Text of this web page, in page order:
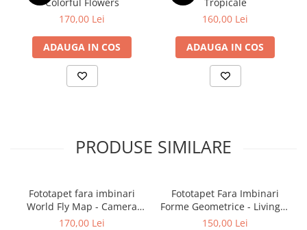
170,00 Lei
ADAUGA IN COS
160,00 Lei
ADAUGA IN COS
PRODUSE SIMILARE
Fototapet fara imbinari
World Fly Map - Camera
Copilului
170,00 Lei
Fototapet Fara Imbinari
Forme Geometrice - Living &
Dormitor
150,00 Lei